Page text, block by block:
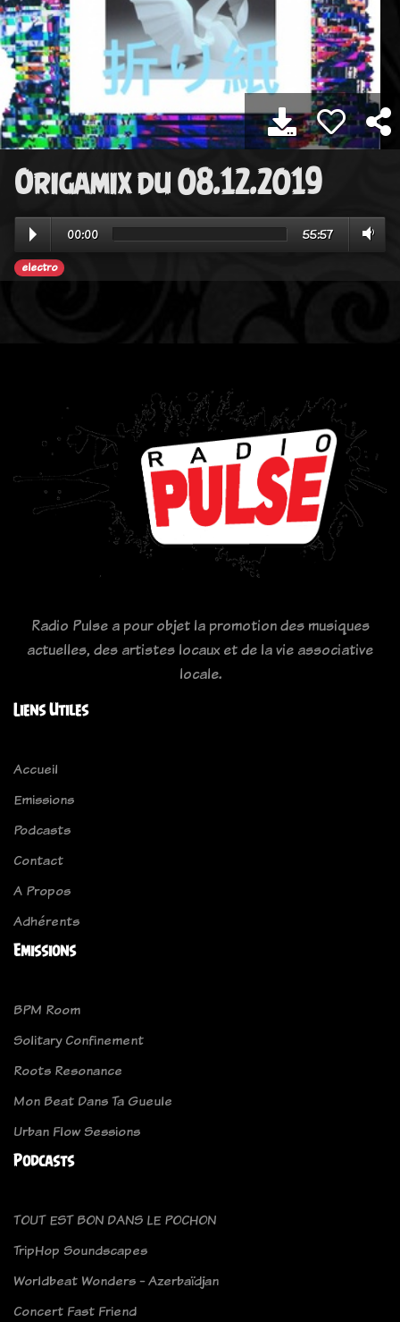
Origamix du 08.12.2019
00:00 55:57
electro
Radio Pulse a pour objet la promotion des musiques
actuelles, des artistes locaux et de la vie associative
locale.
Liens Utiles
Accueil
Emissions
Podcasts
Contact
A Propos
Adhérents
Emissions
BPM Room
Solitary Confinement
Roots Resonance
Mon Beat Dans Ta Gueule
Urban Flow Sessions
Podcasts
TOUT EST BON DANS LE POCHON
TripHop Soundscapes
Worldbeat Wonders - Azerbaïdjan
Concert Fast Friend